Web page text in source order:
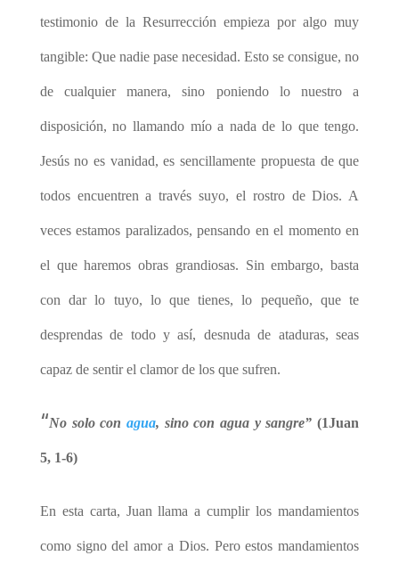
testimonio de la Resurrección empieza por algo muy
tangible: Que nadie pase necesidad. Esto se consigue, no
de cualquier manera, sino poniendo lo nuestro a
disposición, no llamando mío a nada de lo que tengo.
Jesús no es vanidad, es sencillamente propuesta de que
todos encuentren a través suyo, el rostro de Dios. A
veces estamos paralizados, pensando en el momento en
el que haremos obras grandiosas. Sin embargo, basta
con dar lo tuyo, lo que tienes, lo pequeño, que te
desprendas de todo y así, desnuda de ataduras, seas
capaz de sentir el clamor de los que sufren.
“No solo con agua, sino con agua y sangre” (1Juan
5, 1-6)
En esta carta, Juan llama a cumplir los mandamientos
como signo del amor a Dios. Pero estos mandamientos